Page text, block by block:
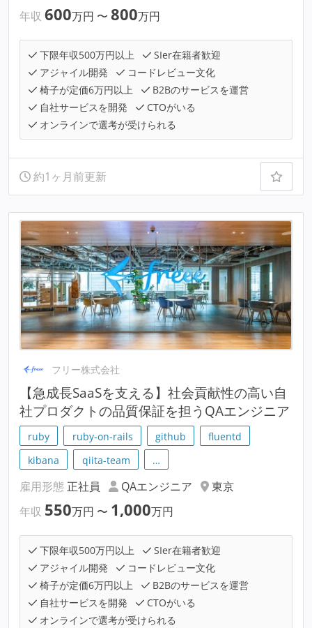
年収 600万円 〜 800万円
下限年収500万円以上
SIer在籍者歓迎
アジャイル開発
コードレビュー文化
椅子が定価6万円以上
B2Bのサービスを運営
自社サービスを開発
CTOがいる
オンラインで選考が受けられる
約1ヶ月前更新
フリー株式会社
【急成長SaaSを支える】社会貢献性の高い自
社プロダクトの品質保証を担うQAエンジニア
ruby ruby-on-rails github
fluentd
kibana
qiita-team …
雇用形態 正社員 QAエンジニア
東京
年収 550万円 〜 1,000万円
下限年収500万円以上
SIer在籍者歓迎
アジャイル開発
コードレビュー文化
椅子が定価6万円以上
B2Bのサービスを運営
自社サービスを開発
CTOがいる
オンラインで選考が受けられる